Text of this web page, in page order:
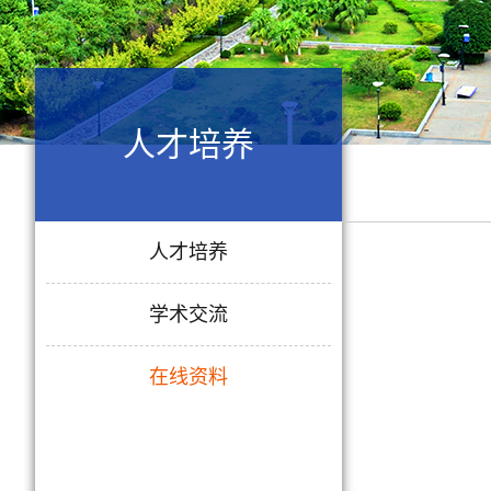
人才培养
人才培养
学术交流
在线资料